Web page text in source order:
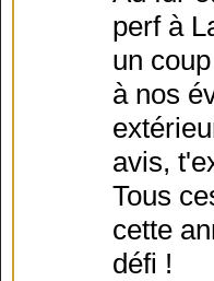
perf à
un
à nos
avis,
Tous
cette
défi !